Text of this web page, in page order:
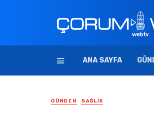
ANA SAYFA
GÜNDEM SAĞLIK